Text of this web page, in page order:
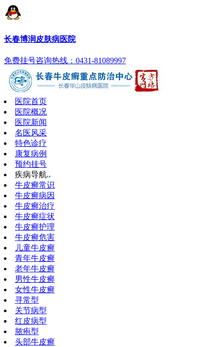
长春博润皮肤病医院
免费挂号咨询热线：0431-81089997
医院首页
医院概况
医院新闻
名医风采
特色诊疗
康复病例
预约挂号
疾病导航
牛皮癣常识
牛皮癣病因
牛皮癣治疗
牛皮癣症状
牛皮癣护理
牛皮癣危害
儿童牛皮癣
青年牛皮癣
老年牛皮癣
男性牛皮癣
女性牛皮癣
寻常型
关节病型
红皮病型
脓疱型
头部牛皮癣